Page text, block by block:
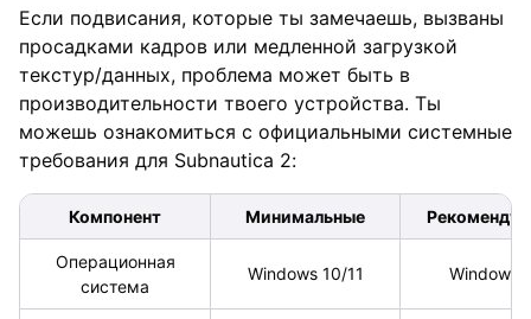
Если подвисания, которые ты замечаешь, вызваны
просадками кадров или медленной загрузкой
текстур/данных, проблема может быть в
производительности твоего устройства. Ты
можешь ознакомиться с официальными системные
требования для Subnautica 2:
Компонент Минимальные
Операционная
система
Windows 10/11 Windows